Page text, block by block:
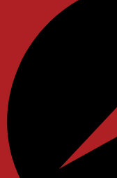
Messenger